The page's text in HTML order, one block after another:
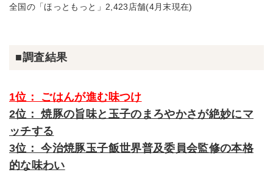
全国の「ほっともっと」2,423店舗(4月末現在)
■調査結果
1位： ごはんが進む味つけ
2位： 焼豚の旨味と玉子のまろやかさが絶妙にマ
ッチする
3位： 今治焼豚玉子飯世界普及委員会監修の本格
的な味わい